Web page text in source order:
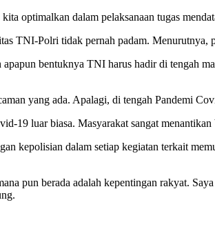
optimalkan dalam pelaksanaan tugas
TNI-Polri tidak pernah padam.
bentuknya TNI harus hadir di tengah
yang ada. Apalagi, di tengah Pandemi
19 luar biasa. Masyarakat sangat
kepolisian dalam setiap kegiatan terkait
pun berada adalah kepentingan rakyat.